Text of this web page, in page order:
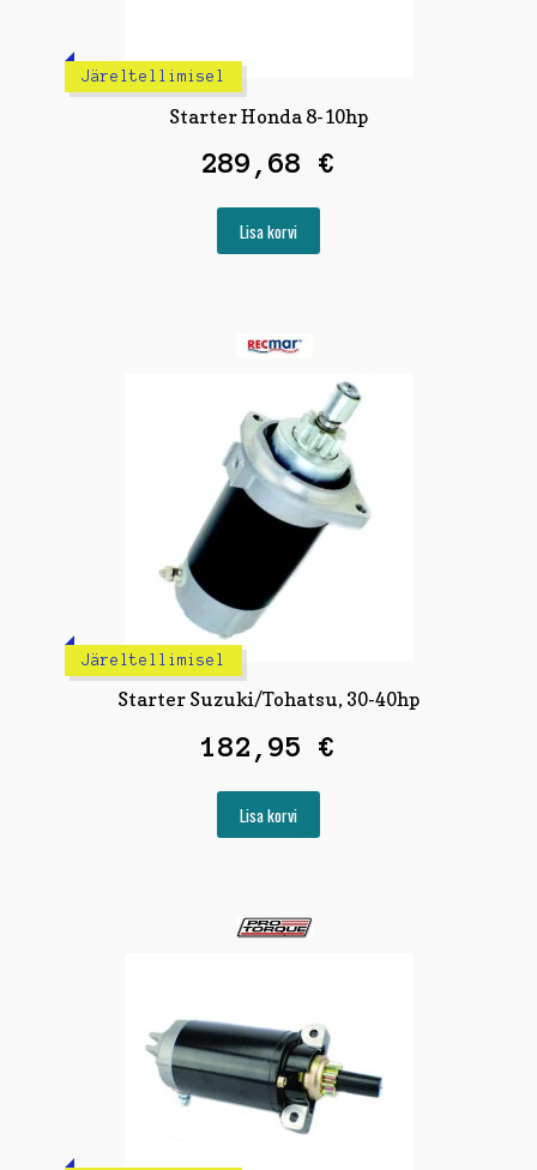
Järeltellimisel
Starter Honda 8-10hp
289,68 €
Lisa korvi
Järeltellimisel
Starter Suzuki/Tohatsu, 30-40hp
182,95 €
Lisa korvi